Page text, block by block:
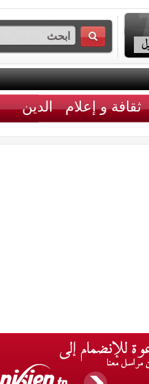
ثقافة و إعلام الدين